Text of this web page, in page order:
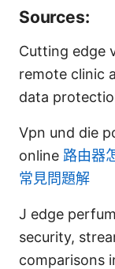
Sources:
Cutting edge
remote clinic
data
Vpn und die
online 路由器
常見問題解
J edge
security,
comparisons